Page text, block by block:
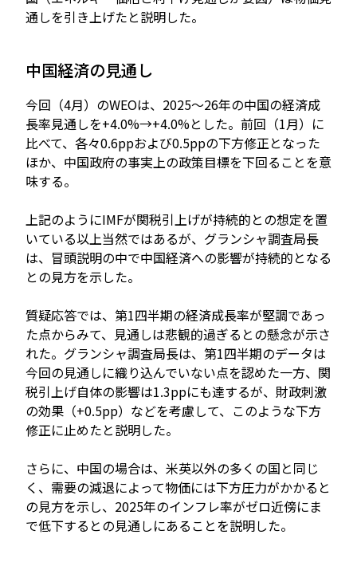
通しを引き上げたと説明した。
中国経済の見通し
今回（4月）のWEOは、2025～26年の中国の経済成
長率見通しを+4.0%→+4.0%とした。前回（1月）に
比べて、各々0.6ppおよび0.5ppの下方修正となった
ほか、中国政府の事実上の政策目標を下回ることを意
味する。
上記のようにIMFが関税引上げが持続的との想定を置
いている以上当然ではあるが、グランシャ調査局長
は、冒頭説明の中で中国経済への影響が持続的となる
との見方を示した。
質疑応答では、第1四半期の経済成長率が堅調であっ
た点からみて、見通しは悲観的過ぎるとの懸念が示さ
れた。グランシャ調査局長は、第1四半期のデータは
今回の見通しに織り込んでいない点を認めた一方、関
税引上げ自体の影響は1.3ppにも達するが、財政刺激
の効果（+0.5pp）などを考慮して、このような下方
修正に止めたと説明した。
さらに、中国の場合は、米英以外の多くの国と同じ
く、需要の減退によって物価には下方圧力がかかると
の見方を示し、2025年のインフレ率がゼロ近傍にま
で低下するとの見通しにあることを説明した。